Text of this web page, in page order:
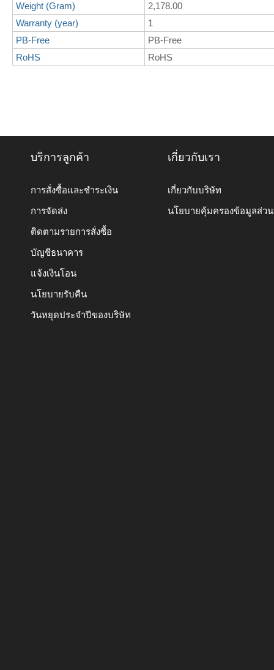
Weight (Gram)
2,178.00
Warranty (year)
1
PB-Free
PB-Free
RoHS
RoHS
บริการลูกค้า
การสั่งซื้อและชำระเงิน
การจัดส่ง
ติดตามรายการสั่งซื้อ
บัญชีธนาคาร
แจ้งเงินโอน
นโยบายรับคืน
วันหยุดประจำปีของบริษัท
เกี่ยวกับเรา
เกี่ยวกับบริษัท
นโยบายคุ้มครองข้อมูลส่ว